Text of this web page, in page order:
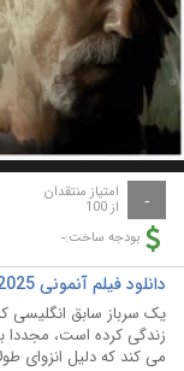
- امتیاز منتقدان
از 100
بودجه ساخت:-
دانلود فیلم آنمونی Anemone 2025 با دوبله فارسی
یک سرباز سابق انگلیسی
زندگی کرده است، مجددا
می کند که دلیل انزوای